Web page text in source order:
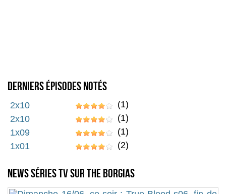
Derniers épisodes notés
2x10
(1)
2x10
(1)
1x09
(1)
1x01
(2)
News séries TV sur The Borgias